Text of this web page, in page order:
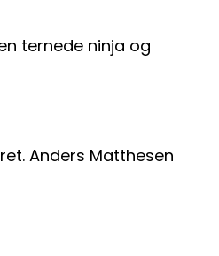
ternede ninja og
Anders Matthesen